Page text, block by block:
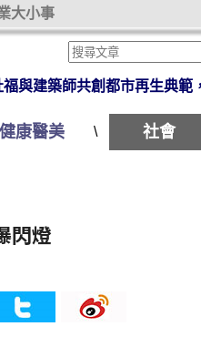
大小事
與建築師共創都市再生典範
健康醫美 \ 社會
閃燈